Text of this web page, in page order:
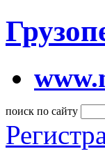
поиск по сайту